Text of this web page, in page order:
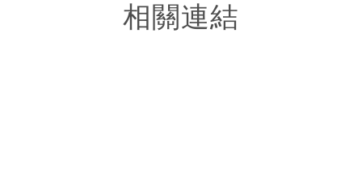
相關連結